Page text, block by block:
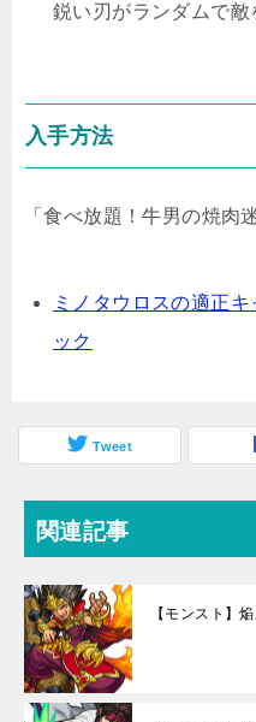
鋭い刃がランダムで敵
入手方法
「食べ放題！牛男の焼肉
ミノタウロスの適正
ック
Tweet
関連記事
【モンスト】